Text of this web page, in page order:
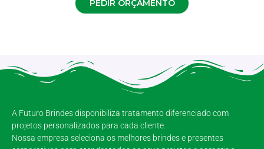
PEDIR ORÇAMENTO
A Futuro Brindes disponibiliza tratamento diferenciado com
projetos personalizados para cada cliente.
Nossa empresa seleciona os melhores brindes e presentes